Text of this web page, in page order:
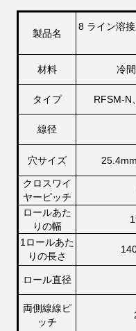
製品名
8 ライン溶
材料 冷
タイプ RFSM-N
線径
穴サイズ
クロスワイ
ヤーピッチ
ロールあた
りの幅
1ロールあた
りの長さ
ロール直径
両側線線ピ
ッチ